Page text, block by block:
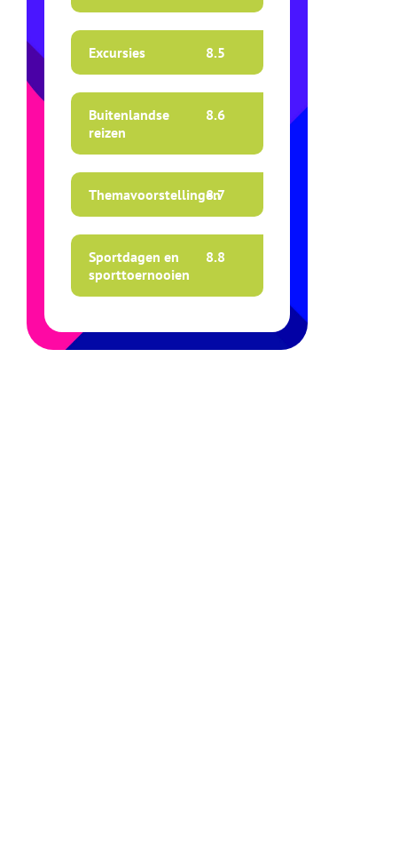
Excursies 8.5
Buitenlandse
reizen
8.6
Themavoorstellingen
8.7
Sportdagen en
sporttoernooien
8.8